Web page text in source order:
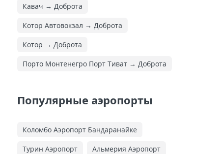
Кавач → Доброта
Котор Автовокзал → Доброта
Котор → Доброта
Порто Монтенегро Порт Тиват → Доброта
Популярные аэропорты
Коломбо Аэропорт Бандаранайке
Турин Аэропорт Альмерия Аэропорт